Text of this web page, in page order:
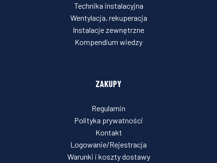
Technika instalacyjna
Wentylacja, rekuperacja
Instalacje zewnętrzne
Kompendium wiedzy
ZAKUPY
Regulamin
Polityka prywatności
Kontakt
Logowanie/Rejestracja
Warunki i koszty dostawy